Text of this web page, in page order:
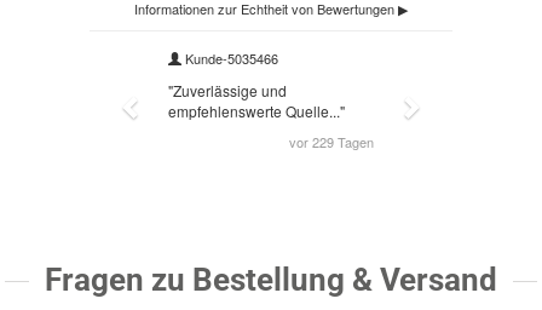
Fragen zu Bestellung & Versand